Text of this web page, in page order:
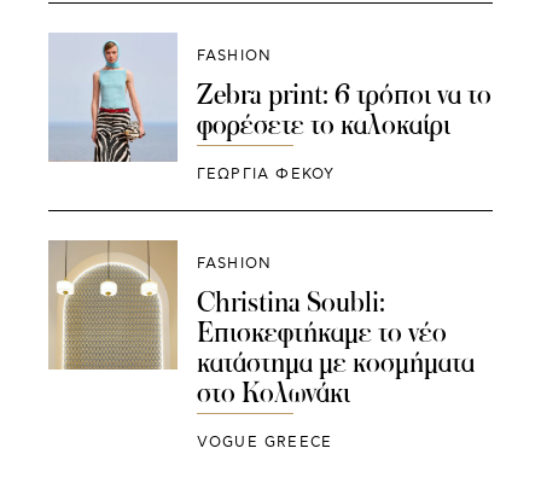
FASHION
Zebra print: 6 τρόποι να το
φορέσετε το καλοκαίρι
ΓΕΩΡΓΙΑ ΦΕΚΟΥ
FASHION
Christina Soubli:
Επισκεφτήκαμε το νέο
κατάστημα με κοσμήματα
στο Κολωνάκι
VOGUE GREECE